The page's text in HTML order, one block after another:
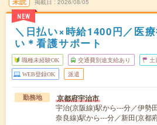
NEW
掲載日 2026/08/05
＼日払い×時給1400円／医
い＊看護サポート
職種未経験OK 交通費別途支給あり 土
WEB登録OK 派遣
勤務地 京都府宇治市
宇治(京阪線)駅から---分／伊勢
奈良線)駅から---分／新田(京都